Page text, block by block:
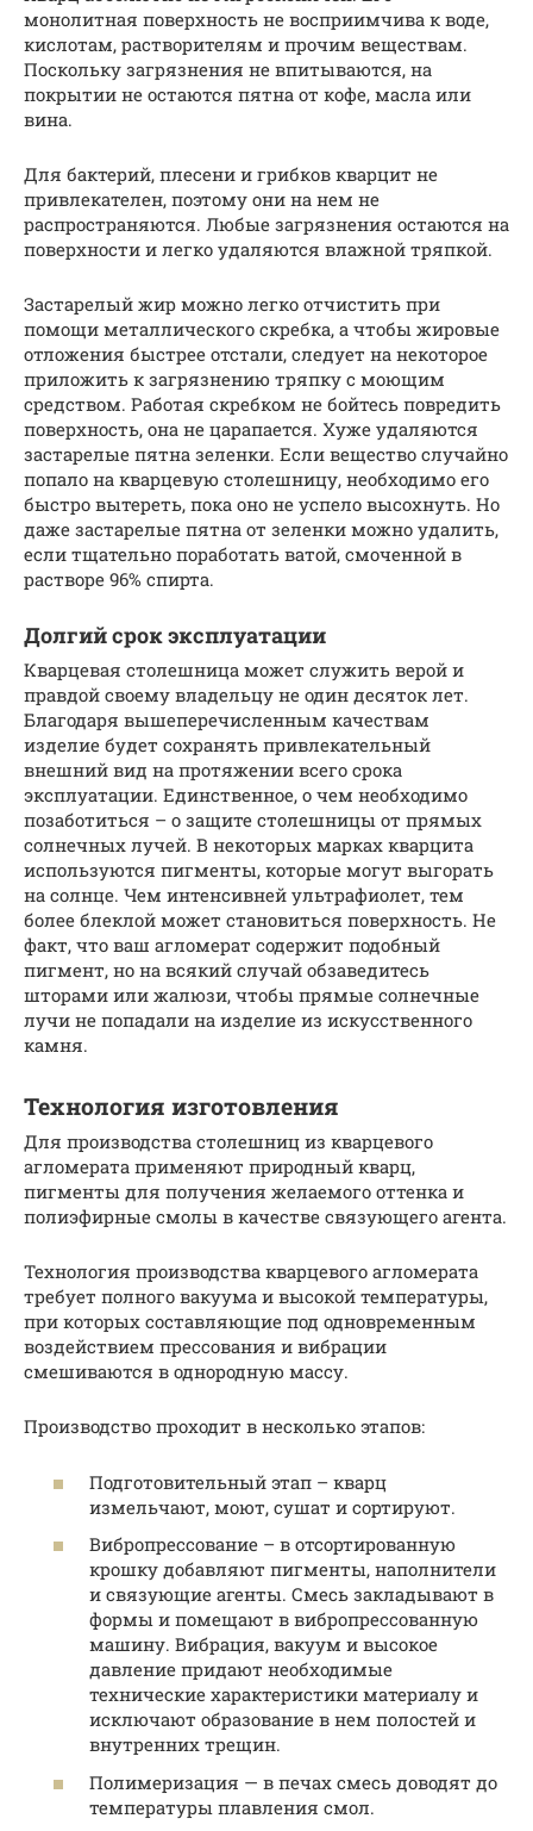
монолитная поверхность не восприимчива к воде,
кислотам, растворителям и прочим веществам.
Поскольку загрязнения не впитываются, на
покрытии не остаются пятна от кофе, масла или
вина.
Для бактерий, плесени и грибков кварцит не
привлекателен, поэтому они на нем не
распространяются. Любые загрязнения остаются на
поверхности и легко удаляются влажной тряпкой.
Застарелый жир можно легко отчистить при
помощи металлического скребка, а чтобы жировые
отложения быстрее отстали, следует на некоторое
приложить к загрязнению тряпку с моющим
средством. Работая скребком не бойтесь повредить
поверхность, она не царапается. Хуже удаляются
застарелые пятна зеленки. Если вещество случайно
попало на кварцевую столешницу, необходимо его
быстро вытереть, пока оно не успело высохнуть. Но
даже застарелые пятна от зеленки можно удалить,
если тщательно поработать ватой, смоченной в
растворе 96% спирта.
Долгий срок эксплуатации
Кварцевая столешница может служить верой и
правдой своему владельцу не один десяток лет.
Благодаря вышеперечисленным качествам
изделие будет сохранять привлекательный
внешний вид на протяжении всего срока
эксплуатации. Единственное, о чем необходимо
позаботиться – о защите столешницы от прямых
солнечных лучей. В некоторых марках кварцита
используются пигменты, которые могут выгорать
на солнце. Чем интенсивней ультрафиолет, тем
более блеклой может становиться поверхность. Не
факт, что ваш агломерат содержит подобный
пигмент, но на всякий случай обзаведитесь
шторами или жалюзи, чтобы прямые солнечные
лучи не попадали на изделие из искусственного
камня.
Технология изготовления
Для производства столешниц из кварцевого
агломерата применяют природный кварц,
пигменты для получения желаемого оттенка и
полиэфирные смолы в качестве связующего агента.
Технология производства кварцевого агломерата
требует полного вакуума и высокой температуры,
при которых составляющие под одновременным
воздействием прессования и вибрации
смешиваются в однородную массу.
Производство проходит в несколько этапов:
Подготовительный этап – кварц
измельчают, моют, сушат и сортируют.
Вибропрессование – в отсортированную
крошку добавляют пигменты, наполнители
и связующие агенты. Смесь закладывают в
формы и помещают в вибропрессованную
машину. Вибрация, вакуум и высокое
давление придают необходимые
технические характеристики материалу и
исключают образование в нем полостей и
внутренних трещин.
Полимеризация — в печах смесь доводят до
температуры плавления смол.